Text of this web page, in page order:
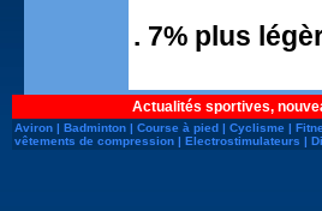
. 7% plus
Actualités sportives,
Aviron | Badminton | Course à pied | Cyclisme |
vêtements de compression | Electrostimulateurs |